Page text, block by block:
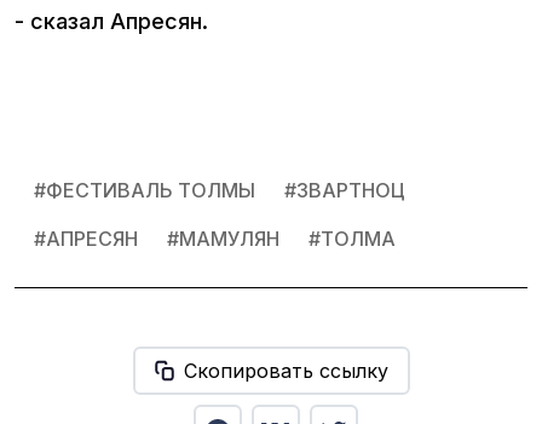
- сказал Апресян.
#ФЕСТИВАЛЬ ТОЛМЫ #ЗВАРТНОЦ
#АПРЕСЯН #МАМУЛЯН #ТОЛМА
Скопировать ссылку